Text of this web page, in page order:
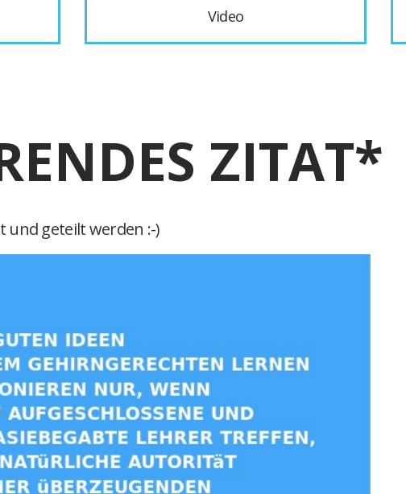
Video
ZITAT*
und geteilt werden :-)